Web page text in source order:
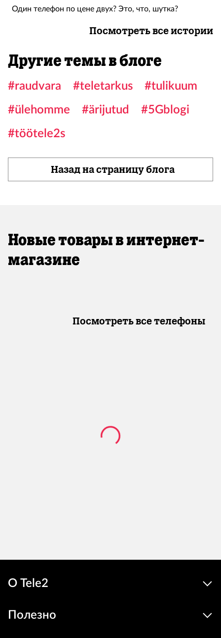
Один телефон по цене двух? Это, что, шутка?
Посмотреть все истории
Другие темы в блоге
#raudvara #teletarkus
#tulikuum
#ülehomme
#ärijutud
#5Gblogi
#töötele2s
Назад на страницу блога
Новые товары в интернет-
магазине
Посмотреть все телефоны
О Tele2
Полезно